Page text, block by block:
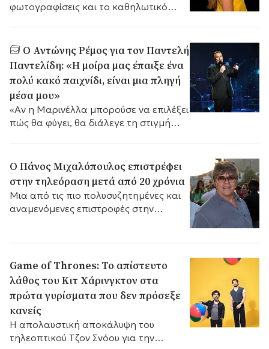
φωτογραφίσεις και το καθηλωτικό
και το σήμερα.
Ο Αντώνης Ρέμος για τον Παντελή
Παντελίδη: «Η μοίρα μας έπαιξε ένα
πολύ κακό παιχνίδι, είναι μια πληγή
μέσα μου»
«Αν η Μαρινέλλα μπορούσε να επιλέξει
πώς θα φύγει, θα διάλεγε τη στιγμή
Ο Πάνος Μιχαλόπουλος επιστρέφει
στην τηλεόραση μετά από 20 χρόνια
Μια από τις πιο πολυσυζητημένες και
αναμενόμενες επιστροφές στην
Game of Thrones: Το απίστευτο
λάθος του Κιτ Χάρινγκτον στα
πρώτα γυρίσματα που δεν πρόσεξε
κανείς
Η απολαυστική αποκάλυψη του
τηλεοπτικού Τζον Σνόου για την